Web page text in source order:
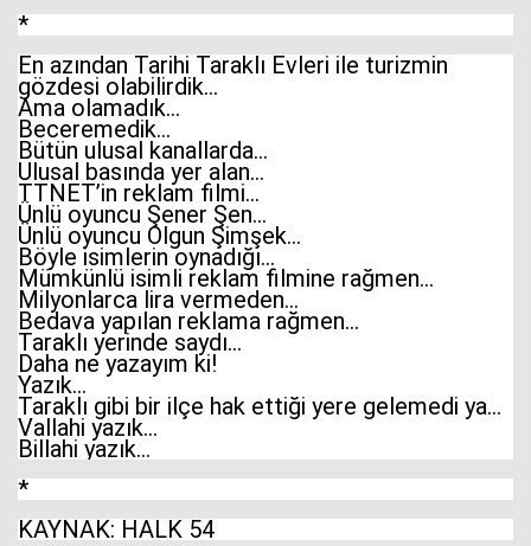
*
En azından Tarihi Taraklı Evleri ile turizmin
gözdesi olabilirdik…
Ama olamadık…
Beceremedik…
Bütün ulusal kanallarda…
Ulusal basında yer alan…
TTNET’in reklam filmi…
Ünlü oyuncu Şener Şen…
Ünlü oyuncu Olgun Şimşek…
Böyle isimlerin oynadığı…
Mümkünlü isimli reklam filmine rağmen…
Milyonlarca lira vermeden…
Bedava yapılan reklama rağmen…
Taraklı yerinde saydı…
Daha ne yazayım ki!
Yazık…
Taraklı gibi bir ilçe hak ettiği yere gelemedi ya…
Vallahi yazık…
Billahi yazık…
*
KAYNAK: HALK 54